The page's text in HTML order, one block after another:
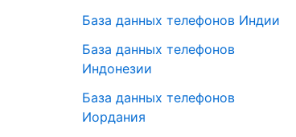
База данных телефонов Индии
База данных телефонов
Индонезии
База данных телефонов
Иордания